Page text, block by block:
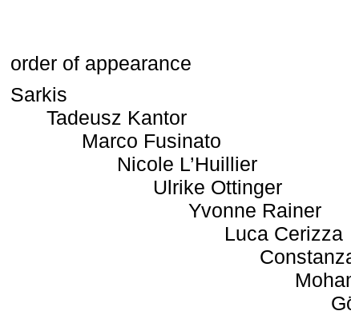
order of appearance
Sarkis
Tadeusz Kantor
Marco Fusinato
Nicole L’Huillier
Ulrike Ottinger
Yvonne Rainer
Luca Cerizza